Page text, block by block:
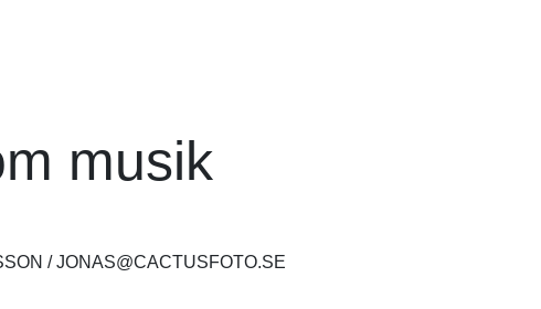
musik
/JONAS@CACTUSFOTO.SE